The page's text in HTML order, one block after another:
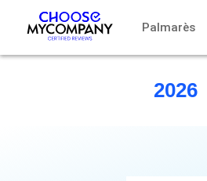
Palmarès
2026